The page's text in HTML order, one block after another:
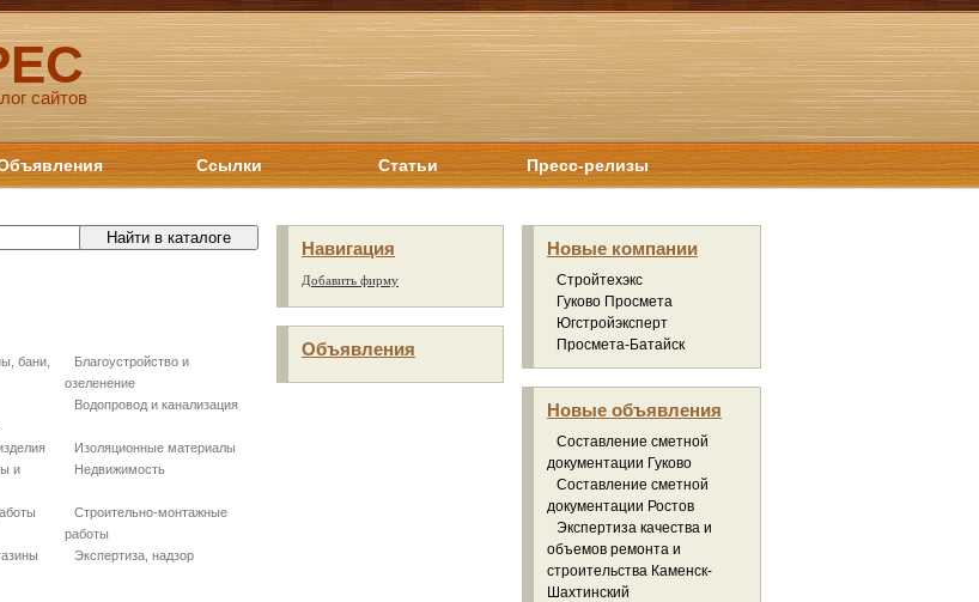
сайтов
Ссылки Статьи Пресс-релизы
бани,
Благоустройство и
озеленение
Водопровод и канализация
Изоляционные материалы
и
Недвижимость
Строительно-монтажные
работы
Экспертиза, надзор
Навигация
Добавить фирму
Объявления
Новые компании
Стройтехэкс
Гуково Просмета
Югстройэксперт
Просмета-Батайск
Новые объявления
Составление сметной
документации Гуково
Составление сметной
документации Ростов
Экспертиза качества и
объемов ремонта и
строительства Каменск-
Шахтинский